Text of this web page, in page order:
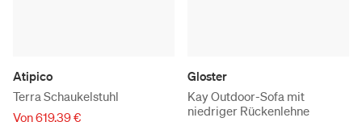
Atipico
Terra Schaukelstuhl
Von 619,39 €
Gloster
Kay Outdoor-Sofa mit
niedriger Rückenlehne